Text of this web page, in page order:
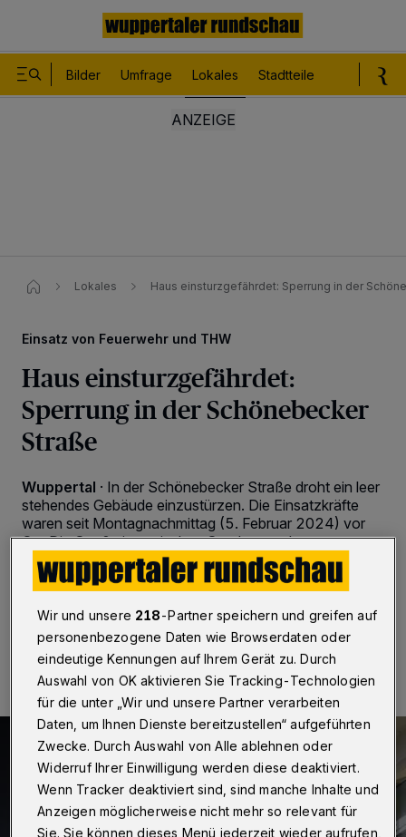
Bilder Umfrage Lokales Stadtteile
Lokales Haus einsturzgefährdet: Sperrung in der
Einsatz von Feuerwehr und THW
Haus einsturzgefährdet:
Sperrung in der Schönebecker
Straße
Wuppertal · In der Schönebecker Straße droht ein leer
stehendes Gebäude einzustürzen. Die Einsatzkräfte
waren seit Montagnachmittag (5. Februar 2024) vor
Ort. Die Straße ist zwischen Sander- und
Esmarchstraße gesperrt.
05.02.2024 , 21:27 Uhr Eine Minute Lesezeit
Wir und unsere 218-Partner speichern und greifen auf
personenbezogene Daten wie Browserdaten oder
eindeutige Kennungen auf Ihrem Gerät zu. Durch
Auswahl von OK aktivieren Sie Tracking-Technologien
für die unter „Wir und unsere Partner verarbeiten
Daten, um Ihnen Dienste bereitzustellen“ aufgeführten
Zwecke. Durch Auswahl von Alle ablehnen oder
Widerruf Ihrer Einwilligung werden diese deaktiviert.
Wenn Tracker deaktiviert sind, sind manche Inhalte und
Anzeigen möglicherweise nicht mehr so relevant für
Sie. Sie können dieses Menü jederzeit wieder aufrufen,